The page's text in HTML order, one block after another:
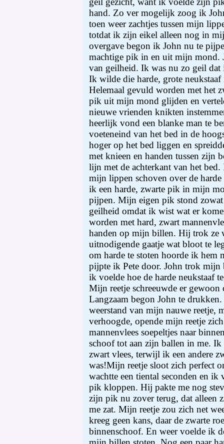
hand. Zo ver mogelijk zoog ik
toen weer zachtjes tussen mijn
totdat ik zijn eikel alleen nog in
overgave begon ik John nu te
machtige pik in en uit mijn mond.
van geilheid. Ik was nu zo geil dat
Ik wilde die harde, grote
Helemaal gevuld worden met het
pik uit mijn mond glijden en
nieuwe vrienden knikten
heerlijk vond een blanke man te
voeteneind van het bed in de
hoger op het bed liggen en
met knieen en handen tussen zijn
lijn met de achterkant van het
mijn lippen schoven over de harde
ik een harde, zwarte pik in mijn
pijpen. Mijn eigen pik stond
geilheid omdat ik wist wat er
worden met hard, zwart
handen op mijn billen. Hij trok ze
uitnodigende gaatje wat bloot te
om harde te stoten hoorde ik hem
pijpte ik Pete door. John trok mijn
ik voelde hoe de harde neukstaaf
Mijn reetje schreeuwde er
Langzaam begon John te
weerstand van mijn nauwe reetje,
verhoogde, opende mijn reetje
mannenvlees soepeltjes naar
schoof tot aan zijn ballen in me.
zwart vlees, terwijl ik een andere
was!Mijn reetje sloot zich perfect
wachtte een tiental seconden en ik
pik kloppen. Hij pakte me nog
zijn pik nu zover terug, dat alleen
me zat. Mijn reetje zou zich net
kreeg geen kans, daar de zwarte
binnenschoof. En weer voelde ik